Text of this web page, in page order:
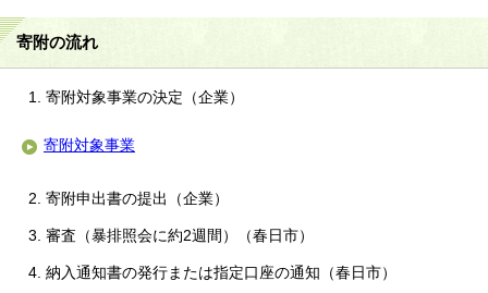
寄附の流れ
寄附対象事業の決定（企業）
寄附対象事業
寄附申出書の提出（企業）
審査（暴排照会に約2週間）（春日市）
納入通知書の発行または指定口座の通知（春日市）